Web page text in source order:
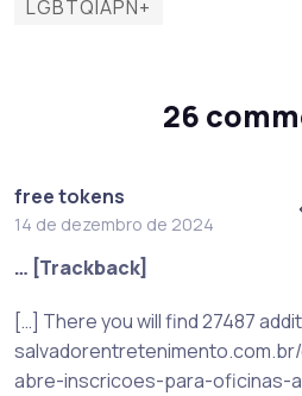
LGBTQIAPN+
26
free tokens
14 de dezembro de 2024
… [Trackback]
[…] There you will find 27487
abre-inscricoes-para-oficinas-